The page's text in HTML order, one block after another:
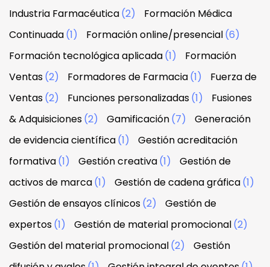
Industria Farmacéutica(2)
Formación Médica
Continuada(1) Formación online/presencial(6)
Formación tecnológica aplicada(1)
Formación
Ventas(2) Formadores de Farmacia(1)
Fuerza de
Ventas(2) Funciones personalizadas(1)
Fusiones
& Adquisiciones(2) Gamificación(7)
Generación
de evidencia científica(1)
Gestión acreditación
formativa(1) Gestión creativa(1)
Gestión de
activos de marca(1) Gestión de cadena gráfica(1)
Gestión de ensayos clínicos(2)
Gestión de
expertos(1) Gestión de material promocional(2)
Gestión del material promocional(2)
Gestión